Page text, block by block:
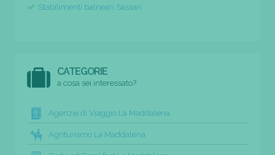
Stabilimenti balneari Sassari
CATEGORIE
a cosa sei interessato?
Agenzie di Viaggio La Maddalena
Agriturismo La Maddalena